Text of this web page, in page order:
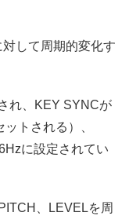
して周期的変化す
れ、KEY SYNCが
トされる）、
に設定されてい
、LEVELを周